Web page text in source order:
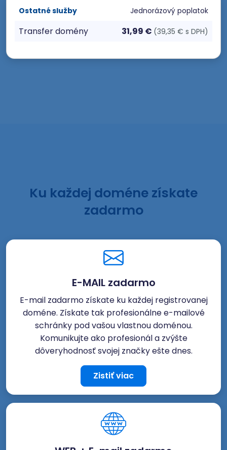
Ostatné služby Jednorázový poplatok
Transfer domény 31,99 € (39,35 € s DPH)
Ku každej doméne získate
zadarmo
E-MAIL zadarmo
E-mail zadarmo získate ku každej registrovanej
doméne. Získate tak profesionálne e-mailové
schránky pod vašou vlastnou doménou.
Komunikujte ako profesionál a zvýšte
dôveryhodnosť svojej značky ešte dnes.
Zistiť viac